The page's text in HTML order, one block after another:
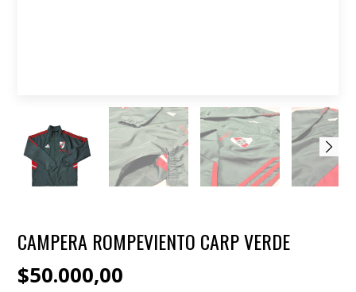
CAMPERA ROMPEVIENTO CARP VERDE
$50.000,00